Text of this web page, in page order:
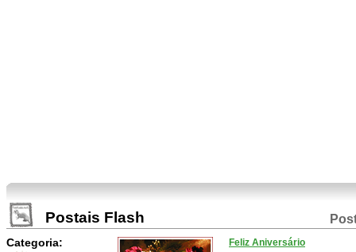
Postais Flash
Categoria: Feliz Aniversário